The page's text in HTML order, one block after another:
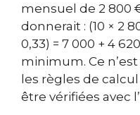
mensuel de 2 800
donnerait : (10 × 2
0,33) = 7 000 + 4
minimum. Ce
les règles de
être vérifiées avec